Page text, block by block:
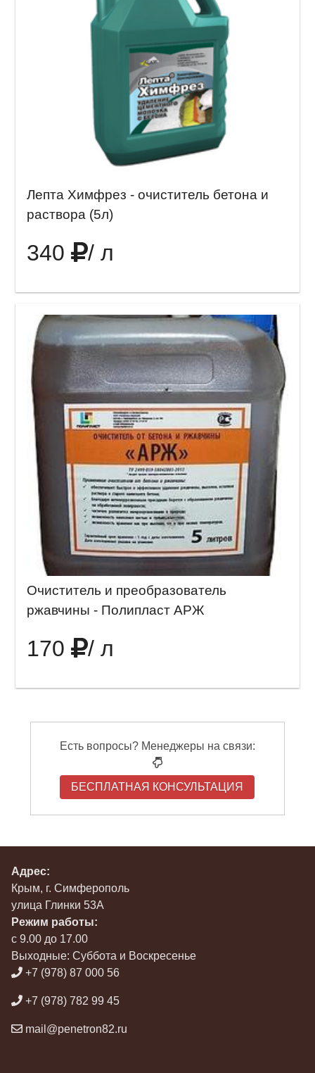
Лепта Химфрез - очиститель бетона и
раствора (5л)
340 / л
Очиститель и преобразователь
ржавчины - Полипласт АРЖ
170 / л
Есть вопросы? Менеджеры на связи:
БЕСПЛАТНАЯ КОНСУЛЬТАЦИЯ
Адрес:
Крым, г. Симферополь
улица Глинки 53А
Режим работы:
с 9.00 до 17.00
Выходные: Суббота и Воскресенье
+7 (978) 87 000 56
+7 (978) 782 99 45
mail@penetron82.ru